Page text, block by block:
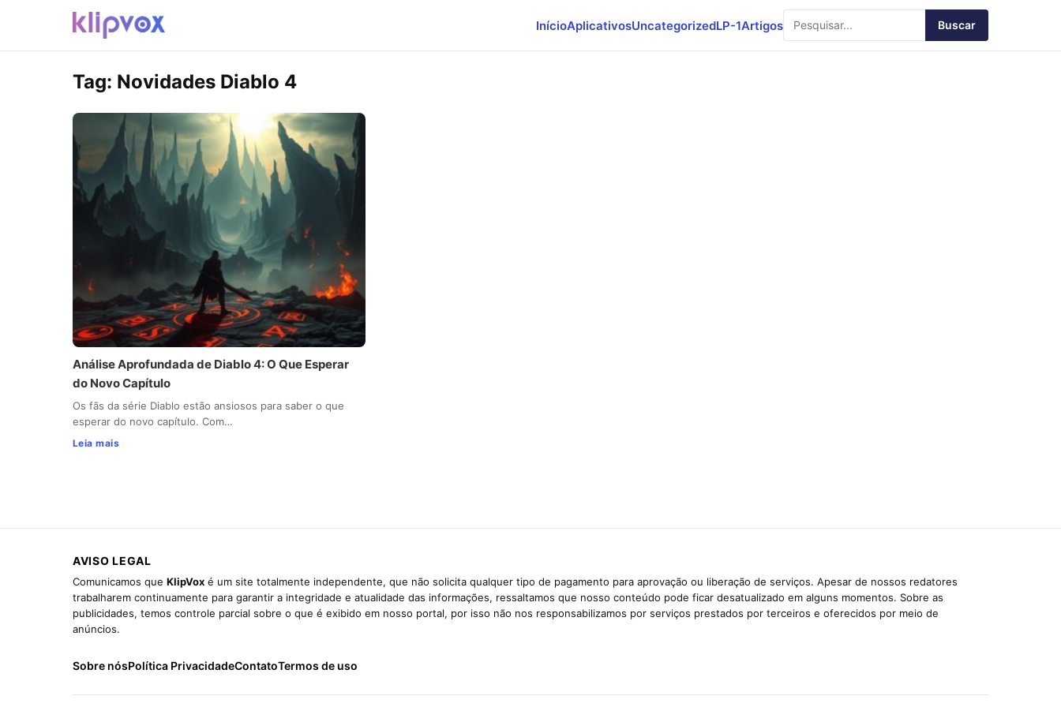
InícioAplicativosUncategorizedLP-1Artigos Buscar
Tag: Novidades Diablo 4
Análise Aprofundada de Diablo 4: O Que Esperar
do Novo Capítulo
Os fãs da série Diablo estão ansiosos para saber o que
esperar do novo capítulo. Com…
Leia mais
AVISO LEGAL
Comunicamos que KlipVox é um site totalmente independente, que não solicita qualquer tipo de pagamento para aprovação ou liberação de serviços. Apesar de nossos redatores
trabalharem continuamente para garantir a integridade e atualidade das informações, ressaltamos que nosso conteúdo pode ficar desatualizado em alguns momentos. Sobre as
publicidades, temos controle parcial sobre o que é exibido em nosso portal, por isso não nos responsabilizamos por serviços prestados por terceiros e oferecidos por meio de
anúncios.
Sobre nósPolítica PrivacidadeContatoTermos de uso